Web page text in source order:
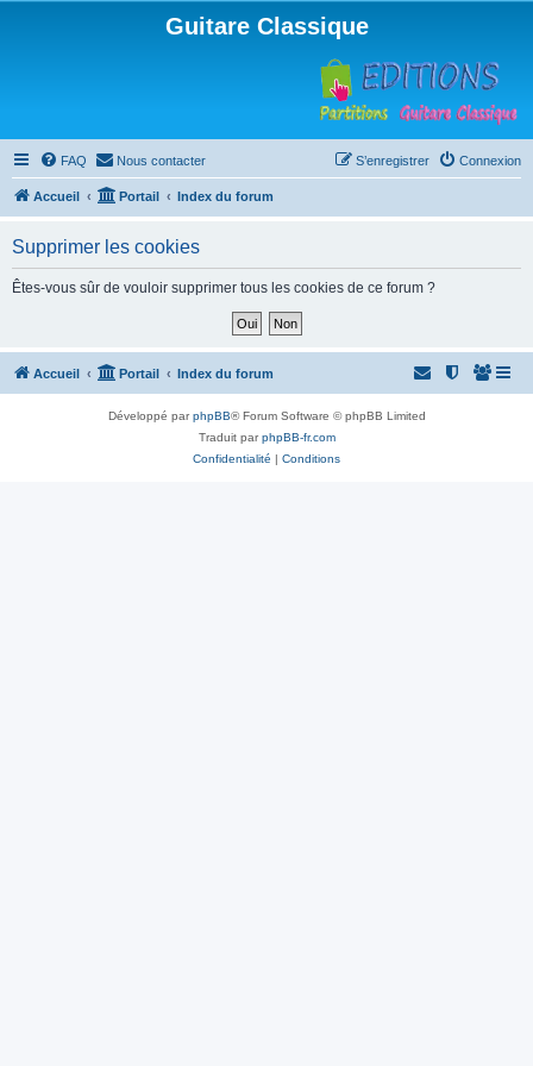
Guitare Classique
FAQ Nous contacter Connexion
S’enregistrer
Accueil Portail Index du forum
Supprimer les cookies
Êtes-vous sûr de vouloir supprimer tous les cookies de ce forum ?
Accueil Portail Index du forum
Développé parphpBB® Forum Software © phpBB Limited
Traduit parphpBB-fr.com
Confidentialité | Conditions